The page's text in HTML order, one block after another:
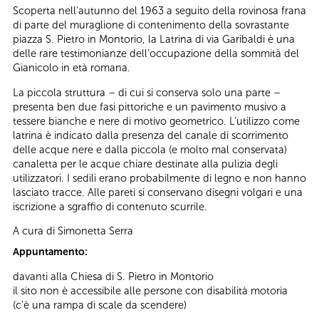
Scoperta nell’autunno del 1963 a seguito della rovinosa frana
di parte del muraglione di contenimento della sovrastante
piazza S. Pietro in Montorio, la Latrina di via Garibaldi è una
delle rare testimonianze dell’occupazione della sommità del
Gianicolo in età romana.
La piccola struttura – di cui si conserva solo una parte –
presenta ben due fasi pittoriche e un pavimento musivo a
tessere bianche e nere di motivo geometrico. L’utilizzo come
latrina è indicato dalla presenza del canale di scorrimento
delle acque nere e dalla piccola (e molto mal conservata)
canaletta per le acque chiare destinate alla pulizia degli
utilizzatori. I sedili erano probabilmente di legno e non hanno
lasciato tracce. Alle pareti si conservano disegni volgari e una
iscrizione a sgraffio di contenuto scurrile.
A cura di Simonetta Serra
Appuntamento:
davanti alla Chiesa di S. Pietro in Montorio
il sito non è accessibile alle persone con disabilità motoria
(c’è una rampa di scale da scendere)